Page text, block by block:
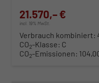
21.570,– €
incl. 19% MwSt.
Verbrauch kombiniert:
CO2-Klasse: C
CO2-Emissionen: